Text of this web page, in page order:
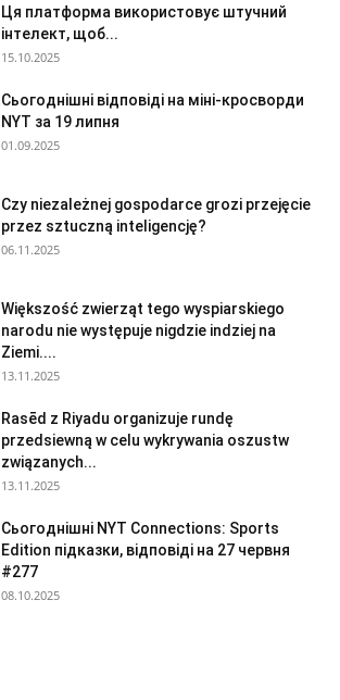
Ця платформа використовує штучний
інтелект, щоб...
15.10.2025
Сьогоднішні відповіді на міні-кросворди
NYT за 19 липня
01.09.2025
Czy niezależnej gospodarce grozi przejęcie
przez sztuczną inteligencję?
06.11.2025
Większość zwierząt tego wyspiarskiego
narodu nie występuje nigdzie indziej na
Ziemi....
13.11.2025
Rasēd z Riyadu organizuje rundę
przedsiewną w celu wykrywania oszustw
związanych...
13.11.2025
Сьогоднішні NYT Connections: Sports
Edition підказки, відповіді на 27 червня
#277
08.10.2025